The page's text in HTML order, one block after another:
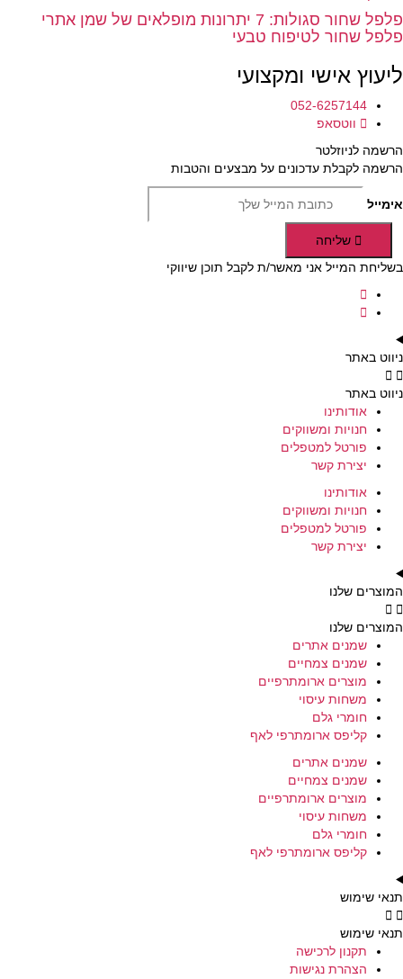
פלפל שחור סגולות: 7 יתרונות מופלאים של שמן אתרי
פלפל שחור לטיפוח טבעי
ליעוץ אישי ומקצועי
052-6257144
ווטסאפ
הרשמה לניוזלטר
הרשמה לקבלת עדכונים על מבצעים והטבות
אימייל
שליחה
בשליחת המייל אני מאשר/ת לקבל תוכן שיווקי
ניווט באתר
ניווט באתר
אודותינו
חנויות ומשווקים
פורטל למטפלים
יצירת קשר
אודותינו
חנויות ומשווקים
פורטל למטפלים
יצירת קשר
המוצרים שלנו
המוצרים שלנו
שמנים אתרים
שמנים צמחיים
מוצרים ארומתרפיים
משחות עיסוי
חומרי גלם
קליפס ארומתרפי לאף
שמנים אתרים
שמנים צמחיים
מוצרים ארומתרפיים
משחות עיסוי
חומרי גלם
קליפס ארומתרפי לאף
תנאי שימוש
תנאי שימוש
תקנון לרכישה
הצהרת נגישות